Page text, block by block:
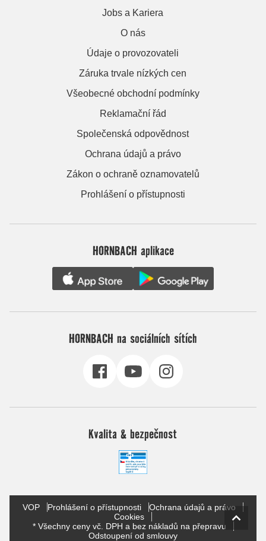
Jobs a Kariera
O nás
Údaje o provozovateli
Záruka trvale nízkých cen
Všeobecné obchodní podmínky
Reklamační řád
Společenská odpovědnost
Ochrana údajů a právo
Zákon o ochraně oznamovatelů
Prohlášení o přístupnosti
HORNBACH aplikace
HORNBACH na sociálních sítích
Kvalita & bezpečnost
VOP Prohlášení o přístupnosti
Ochrana údajů a právo
Cookies
* Všechny ceny vč. DPH a bez nákladů na přepravu
Odstoupení od smlouvy